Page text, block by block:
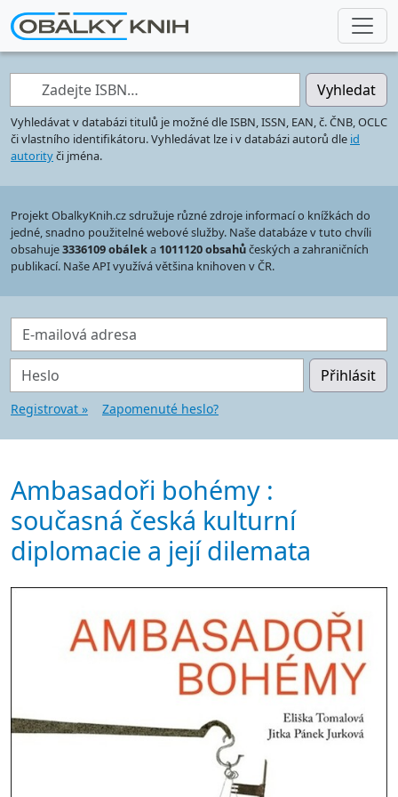
Zadejte ISBN… Vyhledat
Vyhledávat v databázi titulů je možné dle ISBN, ISSN, EAN, č. ČNB, OCLC
či vlastního identifikátoru. Vyhledávat lze i v databázi autorů dle id
autorityči jména.
Projekt ObalkyKnih.cz sdružuje různé zdroje informací o knížkách do
jedné, snadno použitelné webové služby. Naše databáze v tuto chvíli
obsahuje3336109 obáleka 1011120 obsahůčeských a zahraničních
publikací. Naše API využívá většina knihoven v ČR.
E-mailová adresa
Heslo Přihlásit
Registrovat » Zapomenuté heslo?
Ambasadoři bohémy :
současná česká kulturní
diplomacie a její dilemata